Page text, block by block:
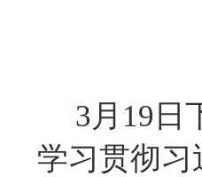
3月19日
学习贯彻